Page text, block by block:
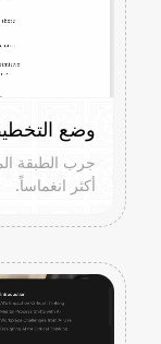
وضع
جرب الطبقة
أكثر انغماساً.